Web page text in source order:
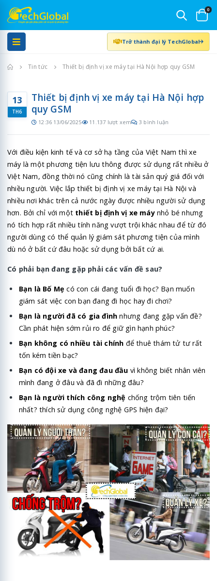
0
Trở thành đại lý TechGlobal
Trang chủ
Tin tức Thiết bị định vị xe máy tại Hà Nội hợp quy GSM
13
TH6
Thiết bị định vị xe máy tại Hà Nội hợp
quy GSM
12:36 13/06/2025 11.137 lượt xem 3 bình luận
Với điều kiện kinh tế và cơ sở hạ tầng của Việt Nam thì xe
máy là một phương tiện lưu thông được sử dụng rất nhiều ở
Việt Nam, đồng thời nó cũng chính là tài sản quý giá đối với
nhiều người. Việc lắp thiết bị định vị xe máy tại Hà Nội và
nhiều nơi khác trên cả nước ngày được nhiều người sử dụng
hơn. Bởi chỉ với một thiết bị định vị xe máynhỏ bé nhưng
nó tích hợp rất nhiều tính năng vượt trội khác nhau để từ đó
người dùng có thể quản lý giám sát phương tiện của mình
dù nó ở bất cứ đâu hoặc sử dụng bởi bất cứ ai.
Có phải bạn đang gặp phải các vấn đề sau?
Bạn là Bố Mẹ có con cái đang tuổi đi học? Bạn muốn
giám sát việc con bạn đang đi học hay đi chơi?
Bạn là người đã có gia đình nhưng đang gặp vấn đề?
Cần phát hiện sớm rủi ro để giữ gìn hạnh phúc?
Bạn không có nhiều tài chính để thuê thám tử tư rất
tốn kém tiền bạc?
Bạn có đội xe và đang đau đầu vì không biết nhân viên
mình đang ở đâu và đã đi những đâu?
Bạn là người thích công nghệ chống trộm tiên tiến
nhất? thích sử dụng công nghệ GPS hiện đại?